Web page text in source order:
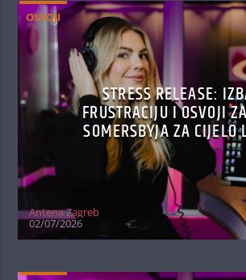
OSVOJI
STRESS RELEASE:
FRUSTRACIJU I OSVOJI
SOMERSBYJA ZA CIJELO
Antena Zagreb
02/07/2026